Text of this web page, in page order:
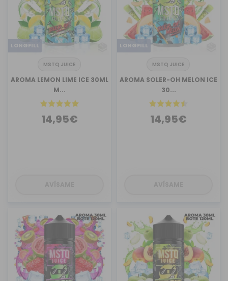
LONGFILL
MSTQ JUICE
AROMA LEMON LIME ICE 30ML
M...
14,95€
LONGFILL
MSTQ JUICE
AROMA SOLER-OH MELON ICE
30...
14,95€